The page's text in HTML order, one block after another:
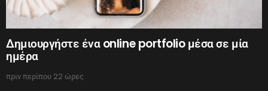
Δημιουργήστε ένα online portfolio μέσα σε μία
ημέρα
πριν περίπου 22 ώρες